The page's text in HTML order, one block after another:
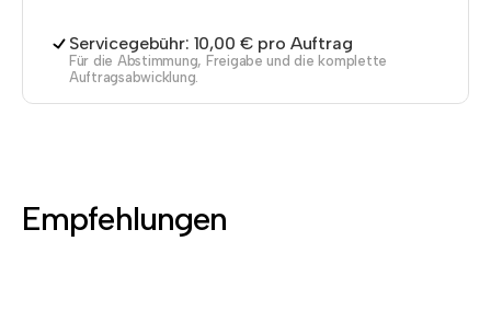
Servicegebühr: 10,00 € pro Auftrag
Für die Abstimmung, Freigabe und die komplette
Auftragsabwicklung.
Empfehlungen